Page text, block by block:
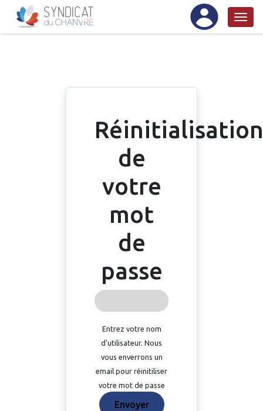
Réinitialisation
de
votre
mot
de
passe
Entrez votre nom
d'utilisateur. Nous
vous enverrons un
email pour réinitiliser
votre mot de passe
Envoyer